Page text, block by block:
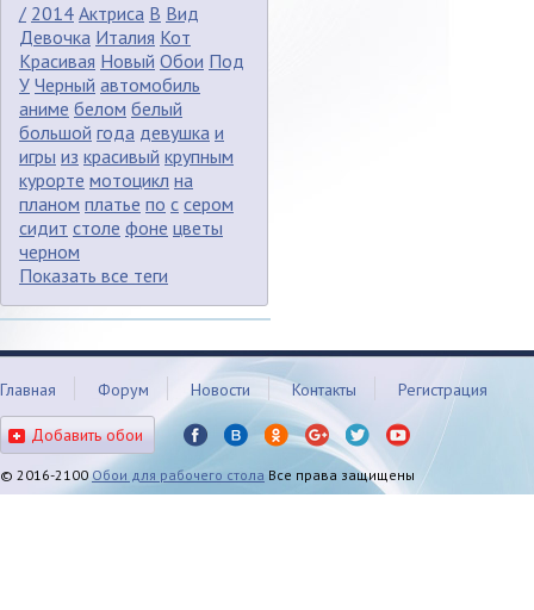
/ 2014 Актриса В Вид
Девочка Италия Кот
Красивая Новый Обои Под
У Черный автомобиль
аниме белом белый
большой года девушка и
игры из красивый крупным
курорте мотоцикл на
планом платье по с сером
сидит столе фоне цветы
черном
Показать все теги
Главная Форум Новости Контакты Регистрация
Добавить обои
© 2016-2100Обои для рабочего стола Все права защищены